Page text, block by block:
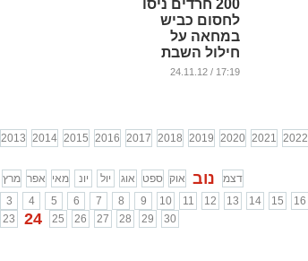
200 חרדים ניסו
לחסום כביש
במחאה על
חילול השבת
...
17:19 / 24.11.12
2013 2014 2015 2016 2017 2018 2019 2020 2021 2022
מרץ אפר מאי יונ יול אוג ספט אוק נוב
דצמ
3 4 5 6 7 8 9 10 11 12 13 14 15 16
23 24 25 26 27 28 29 30